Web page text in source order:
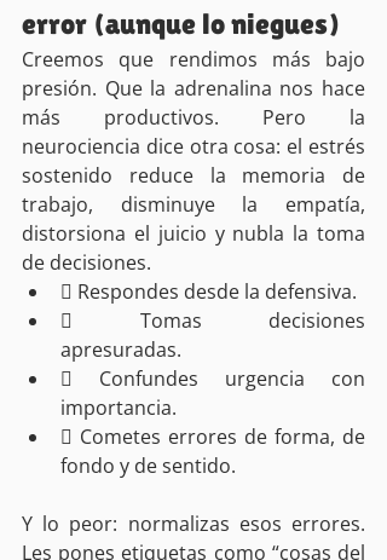
error (aunque lo niegues)
Creemos que rendimos más bajo
presión. Que la adrenalina nos hace
más productivos. Pero la
neurociencia dice otra cosa: el estrés
sostenido reduce la memoria de
trabajo, disminuye la empatía,
distorsiona el juicio y nubla la toma
de decisiones.
 Respondes desde la defensiva.
 Tomas decisiones
apresuradas.
 Confundes urgencia con
importancia.
 Cometes errores de forma, de
fondo y de sentido.
Y lo peor: normalizas esos errores.
Les pones etiquetas como “cosas del